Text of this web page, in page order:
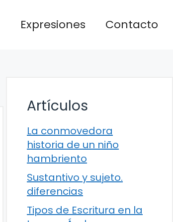
Expresiones Contacto
Artículos
La conmovedora
historia de un niño
hambriento
Sustantivo y sujeto.
diferencias
Tipos de Escritura en la